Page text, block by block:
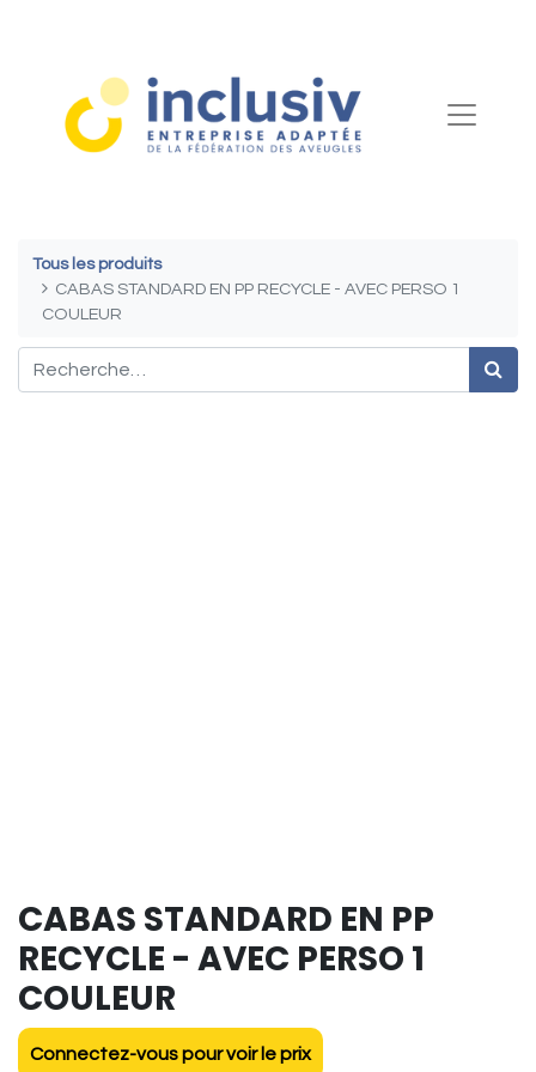
Tous les produits
CABAS STANDARD EN PP RECYCLE - AVEC PERSO 1
COULEUR
CABAS STANDARD EN PP
RECYCLE - AVEC PERSO 1
COULEUR
Connectez-vous pour voir le prix